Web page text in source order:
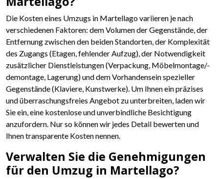
Die Kosten eines Umzugs in Martellago variieren je nach
verschiedenen Faktoren: dem Volumen der Gegenstände, der
Entfernung zwischen den beiden Standorten, der Komplexität
des Zugangs (Etagen, fehlender Aufzug), der Notwendigkeit
zusätzlicher Dienstleistungen (Verpackung, Möbelmontage/-
demontage, Lagerung) und dem Vorhandensein spezieller
Gegenstände (Klaviere, Kunstwerke). Um Ihnen ein präzises
und überraschungsfreies Angebot zu unterbreiten, laden wir
Sie ein, eine kostenlose und unverbindliche Besichtigung
anzufordern. Nur so können wir jedes Detail bewerten und
Ihnen transparente Kosten nennen.
Verwalten Sie die Genehmigungen
für den Umzug in Martellago?